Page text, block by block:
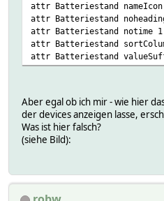
attr Batteriestand
attr Batteriestand
attr Batteriestand notime 1
attr Batteriestand
attr Batteriestand
Aber egal ob ich mir - wie hier
der devices anzeigen lasse,
Was ist hier falsch?
(siehe Bild):